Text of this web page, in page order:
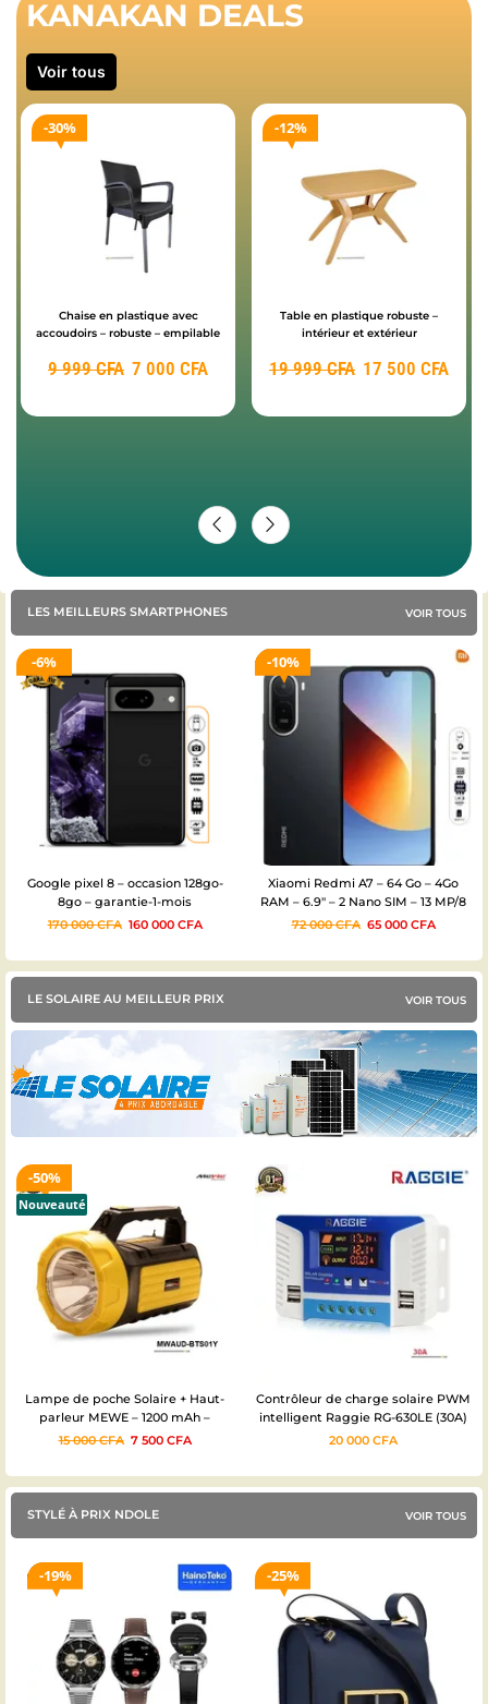
KANAKAN DEALS
Voir tous
30%
Chaise en plastique avec
accoudoirs – robuste – empilable
9 999CFA 7 000 CFA
12%
Table en plastique robuste –
intérieur et extérieur
19 999CFA 17 500 CFA
LES MEILLEURS SMARTPHONES VOIR TOUS
6%
Google pixel 8 – occasion 128go-
8go – garantie-1-mois
170 000CFA 160 000 CFA
10%
Xiaomi Redmi A7 – 64 Go – 4Go
RAM – 6.9″ – 2 Nano SIM – 13 MP/8
MP – 6000mAh – Garantie 12 mois
72 000CFA 65 000 CFA
LE SOLAIRE AU MEILLEUR PRIX VOIR TOUS
50%
Nouveauté
Lampe de poche Solaire + Haut-
parleur MEWE – 1200 mAh –
Bluetooth/AUX/TF/USB – MWAUD-
15 000CFA 7 500 CFA
Contrôleur de charge solaire PWM
intelligent Raggie RG-630LE (30A)
– Garantie 1mois
20 000 CFA
STYLÉ À PRIX NDOLE VOIR TOUS
19% 25%